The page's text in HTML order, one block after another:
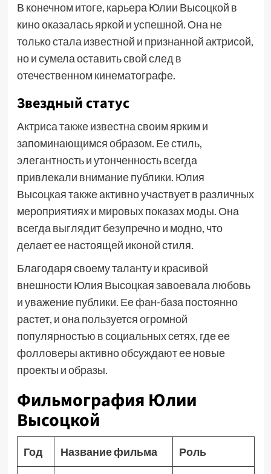
В конечном итоге, карьера Юлии Высоцкой в
кино оказалась яркой и успешной. Она не
только стала известной и признанной актрисой,
но и сумела оставить свой след в
отечественном кинематографе.
Звездный статус
Актриса также известна своим ярким и
запоминающимся образом. Ее стиль,
элегантность и утонченность всегда
привлекали внимание публики. Юлия
Высоцкая также активно участвует в различных
мероприятиях и мировых показах моды. Она
всегда выглядит безупречно и модно, что
делает ее настоящей иконой стиля.
Благодаря своему таланту и красивой
внешности Юлия Высоцкая завоевала любовь
и уважение публики. Ее фан-база постоянно
растет, и она пользуется огромной
популярностью в социальных сетях, где ее
фолловеры активно обсуждают ее новые
проекты и образы.
Фильмография Юлии
Высоцкой
Год Название фильма Роль